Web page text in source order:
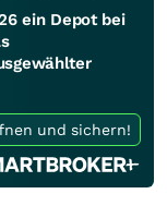
ein Depot bei
und sichern!